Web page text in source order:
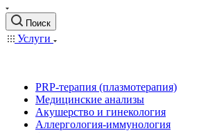
Поиск
Услуги
PRP-терапия (плазмотерапия)
Медицинские анализы
Акушерство и гинекология
Аллергология-иммунология